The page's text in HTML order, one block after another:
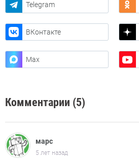
Telegram
ВКонтакте
Max
Комментарии (5)
марс
5 лет назад